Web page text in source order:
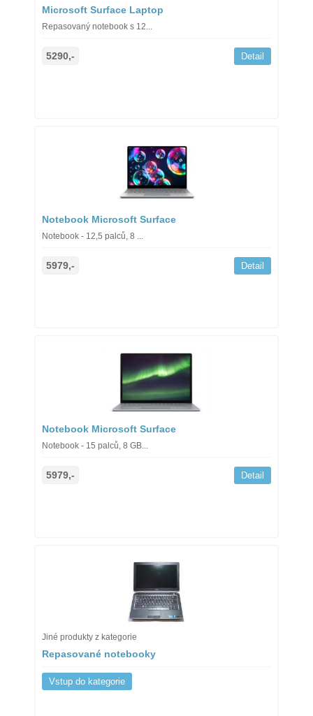
Microsoft Surface Laptop
Repasovaný notebook s 12...
5290,- Detail
Notebook Microsoft Surface
Notebook - 12,5 palců, 8 ...
5979,- Detail
Notebook Microsoft Surface
Notebook - 15 palců, 8 GB...
5979,- Detail
Jiné produkty z kategorie
Repasované notebooky
Vstup do kategorie